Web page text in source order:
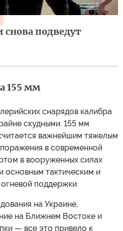
подведут
155 мм
снарядов калибра
скудными. 155 мм
важнейшим тяжелым
в современной
в вооруженных силах
тактическим и
поддержки.
на Украине,
на Ближнем Востоке и
— все это привело к